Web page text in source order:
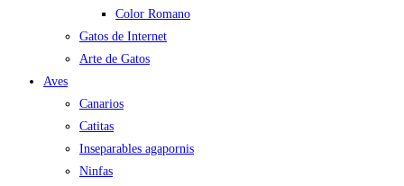
Color Romano
Gatos de Internet
Arte de Gatos
Aves
Canarios
Catitas
Inseparables agapornis
Ninfas